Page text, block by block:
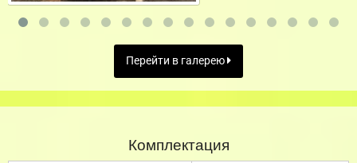
Перейти в галерею
Комплектация